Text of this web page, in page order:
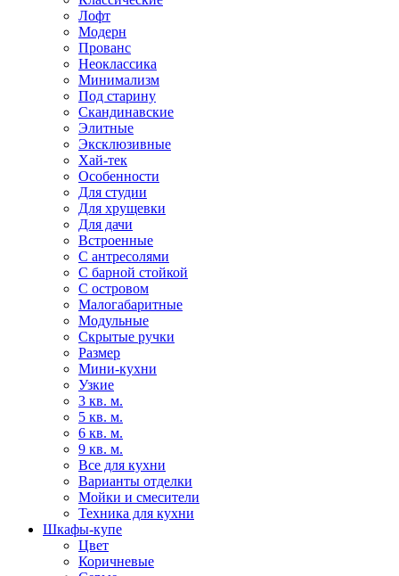
Лофт
Модерн
Прованс
Неоклассика
Минимализм
Под старину
Скандинавские
Элитные
Эксклюзивные
Хай-тек
Особенности
Для студии
Для хрущевки
Для дачи
Встроенные
С антресолями
С барной стойкой
С островом
Малогабаритные
Модульные
Скрытые ручки
Размер
Мини-кухни
Узкие
3 кв. м.
5 кв. м.
6 кв. м.
9 кв. м.
Все для кухни
Варианты отделки
Мойки и смесители
Техника для кухни
Шкафы-купе
Цвет
Коричневые